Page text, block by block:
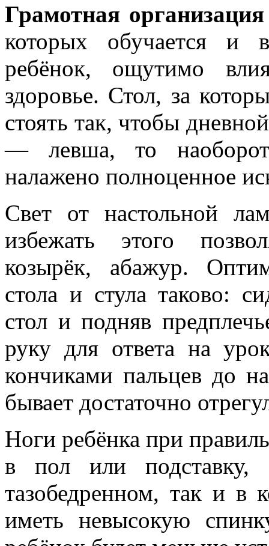
Грамотная
которых обучается и
ребёнок, ощутимо
здоровье. Стол, за
стоять так, чтобы
— левша, то
налажено полноценное
Свет от настольной
избежать этого
козырёк, абажур.
стола и стула таково:
стол и подняв
руку для ответа на
кончиками пальцев до
бывает достаточно
Ноги ребёнка при
в пол или подставку,
тазобедренном, так и в
иметь невысокую